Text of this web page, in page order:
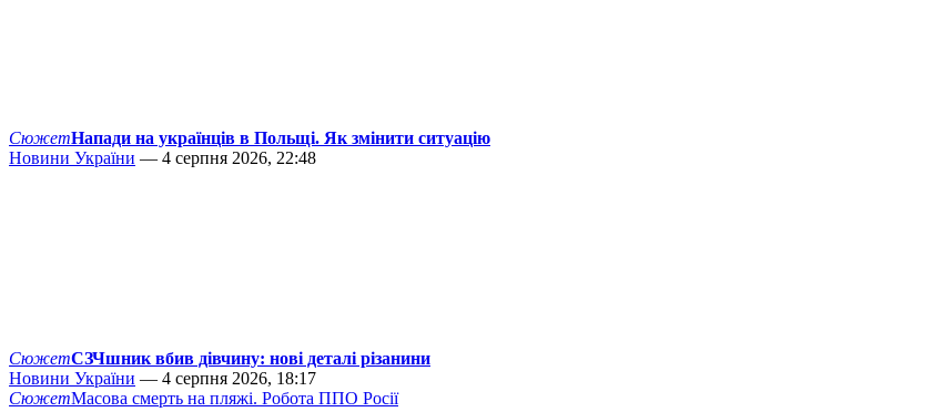
СюжетНапади на українців в Польщі. Як змінити ситуацію
Новини України — 4 серпня 2026, 22:48
СюжетСЗЧшник вбив дівчину: нові деталі різанини
Новини України — 4 серпня 2026, 18:17
СюжетМасова смерть на пляжі. Робота ППО Росії